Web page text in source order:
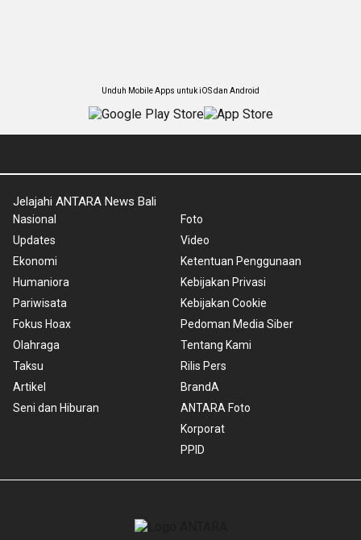
Unduh Mobile Apps untuk iOS dan Android
Jelajahi ANTARA News Bali
Nasional
Updates
Ekonomi
Humaniora
Pariwisata
Fokus Hoax
Olahraga
Taksu
Artikel
Seni dan Hiburan
Foto
Video
Ketentuan Penggunaan
Kebijakan Privasi
Kebijakan Cookie
Pedoman Media Siber
Tentang Kami
Rilis Pers
BrandA
ANTARA Foto
Korporat
PPID